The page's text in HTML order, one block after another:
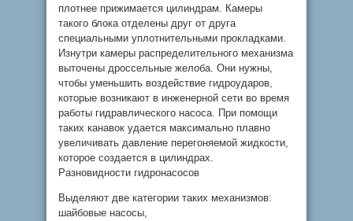
плотнее прижимается цилиндрам. Камеры
такого блока отделены друг от друга
специальными уплотнительными прокладками.
Изнутри камеры распределительного механизма
выточены дроссельные желоба. Они нужны,
чтобы уменьшить воздействие гидроударов,
которые возникают в инженерной сети во время
работы гидравлического насоса. При помощи
таких канавок удается максимально плавно
увеличивать давление перегоняемой жидкости,
которое создается в цилиндрах.
Разновидности гидронасосов
Выделяют две категории таких механизмов:
шайбовые насосы,